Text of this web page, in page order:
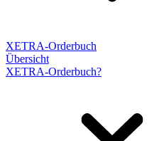
XETRA-Orderbuch
Übersicht
XETRA-Orderbuch?